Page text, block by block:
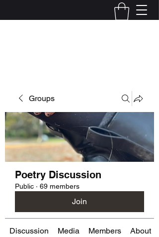
Groups
Poetry Discussion
Public · 69 members
Join
Discussion Media Members About